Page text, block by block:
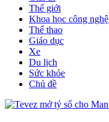
Thế giới
Khoa học công nghệ
Thể thao
Giáo dục
Xe
Du lịch
Sức khỏe
Chủ đề